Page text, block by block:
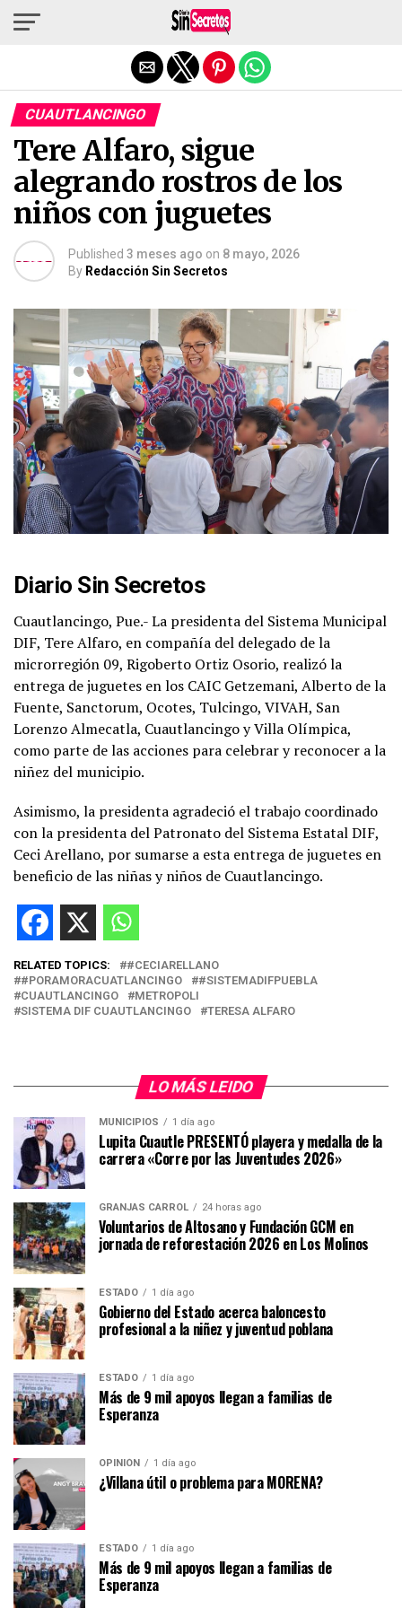
CUAUTLANCINGO
Tere Alfaro, sigue
alegrando rostros de los
niños con juguetes
Published 3 meses ago on 8 mayo, 2026
By Redacción Sin Secretos
Diario Sin Secretos
Cuautlancingo, Pue.- La presidenta del Sistema Municipal
DIF, Tere Alfaro, en compañía del delegado de la
microrregión 09, Rigoberto Ortiz Osorio, realizó la
entrega de juguetes en los CAIC Getzemani, Alberto de la
Fuente, Sanctorum, Ocotes, Tulcingo, VIVAH, San
Lorenzo Almecatla, Cuautlancingo y Villa Olímpica,
como parte de las acciones para celebrar y reconocer a la
niñez del municipio.
Asimismo, la presidenta agradeció el trabajo coordinado
con la presidenta del Patronato del Sistema Estatal DIF,
Ceci Arellano, por sumarse a esta entrega de juguetes en
beneficio de las niñas y niños de Cuautlancingo.
RELATED TOPICS:
#CECIARELLANO
#PORAMORACUATLANCINGO
#SISTEMADIFPUEBLA
CUAUTLANCINGO
METROPOLI
SISTEMA DIF CUAUTLANCINGO
TERESA ALFARO
LO MÁS LEIDO
MUNICIPIOS 1 día ago
Lupita Cuautle PRESENTÓ playera y medalla de la
carrera «Corre por las Juventudes 2026»
GRANJAS CARROL 24 horas ago
Voluntarios de Altosano y Fundación GCM en
jornada de reforestación 2026 en Los Molinos
ESTADO 1 día ago
Gobierno del Estado acerca baloncesto
profesional a la niñez y juventud poblana
ESTADO 1 día ago
Más de 9 mil apoyos llegan a familias de
Esperanza
OPINIÓN 1 día ago
¿Villana útil o problema para MORENA?
ESTADO 1 día ago
Más de 9 mil apoyos llegan a familias de
Esperanza
Salir de la versión móvil